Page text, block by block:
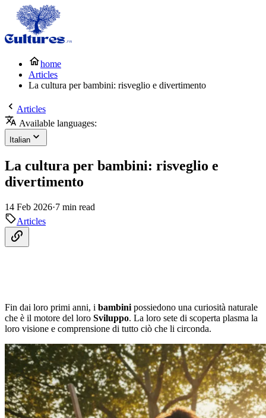
home
Articles
La cultura per bambini: risveglio e divertimento
Articles
Available languages:
Italian
La cultura per bambini: risveglio e
divertimento
14 Feb 2026·7 min read
Articles
Fin dai loro primi anni, i bambini possiedono una curiosità naturale
che è il motore del loro Sviluppo. La loro sete di scoperta plasma la
loro visione e comprensione di tutto ciò che li circonda.